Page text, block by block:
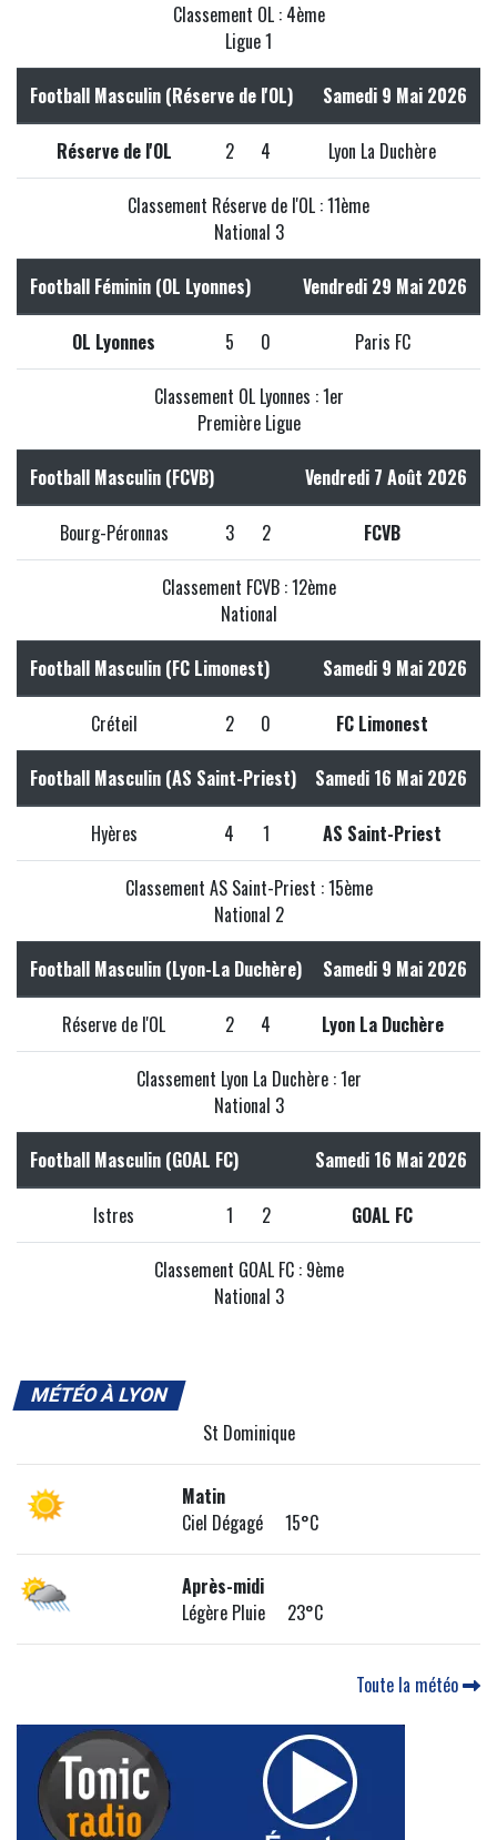
Classement OL : 4ème
Ligue 1
Football Masculin (Réserve de l'OL) Samedi 9 Mai 2026
Réserve de l'OL 2 4 Lyon La Duchère
Classement Réserve de l'OL : 11ème
National 3
Football Féminin (OL Lyonnes) Vendredi 29 Mai 2026
OL Lyonnes 5 0 Paris FC
Classement OL Lyonnes : 1er
Première Ligue
Football Masculin (FCVB) Vendredi 7 Août 2026
Bourg-Péronnas 3 2 FCVB
Classement FCVB : 12ème
National
Football Masculin (FC Limonest) Samedi 9 Mai 2026
Créteil 2 0 FC Limonest
Football Masculin (AS Saint-Priest) Samedi 16 Mai 2026
Hyères 4 1 AS Saint-Priest
Classement AS Saint-Priest : 15ème
National 2
Football Masculin (Lyon-La Duchère) Samedi 9 Mai 2026
Réserve de l'OL 2 4 Lyon La Duchère
Classement Lyon La Duchère : 1er
National 3
Football Masculin (GOAL FC) Samedi 16 Mai 2026
Istres 1 2 GOAL FC
Classement GOAL FC : 9ème
National 3
MÉTÉO À LYON
St Dominique
Matin
Ciel Dégagé 15°C
Après-midi
Légère Pluie 23°C
Toute la météo